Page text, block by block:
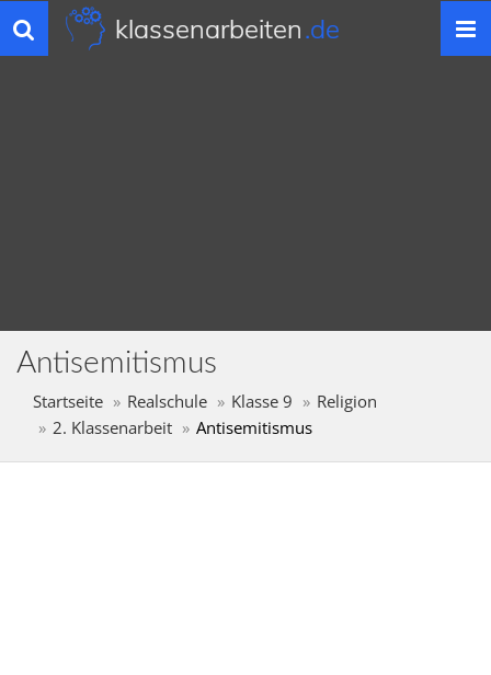
Toggle
navigation
klassenarbeiten.de
Antisemitismus
Startseite Realschule Klasse 9
Religion
2. Klassenarbeit
Antisemitismus